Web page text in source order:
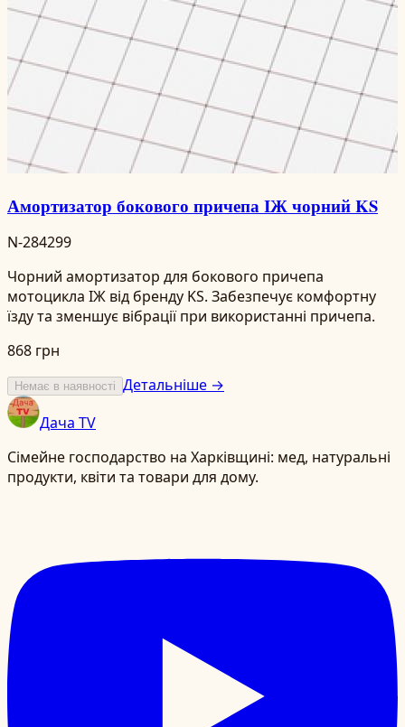
Амортизатор бокового причепа ІЖ чорний KS
N-284299
Чорний амортизатор для бокового причепа
мотоцикла ІЖ від бренду KS. Забезпечує комфортну
їзду та зменшує вібрації при використанні причепа.
868 грн
Немає в наявності Детальніше →
Дача TV
Сімейне господарство на Харківщині: мед, натуральні
продукти, квіти та товари для дому.